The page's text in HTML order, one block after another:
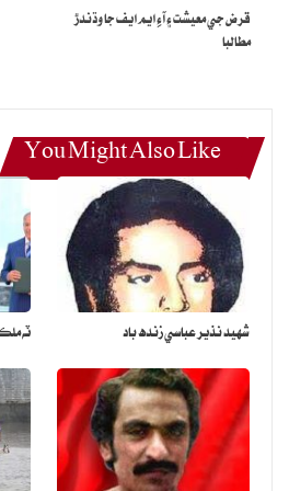
هڪ ڪارخانو نه آھي
واڻڪي وسي ۽ يوسي مسو ڀرڳڙي ۾
ضرورت آهي هڪ سئو نياڻيون ميٽرڪ ۽
جو سرڪار ۽ ان جا ڏھ سال حاڪم بنيل
ڪو سرگرم ڪردار ادا ڪرڻ لا تيار نه آھن
وسي هٽڙي هاءِ اسڪولن ۾ استادن خاص
رجسٽر نه آھن جنهن جي ڪري پنجاهه
جي سهولت هن ايڪيهين صدي ۾ به نه
نه ٿيا آھن ترقياتي فنڊ کائجي ڪرپشن
ڪائونسلن جا نمائندا ڪرپشن ڪري عوام جو
قرض جي معيشت ۽ آءِ ايم ايف جا وڌندڙ
مطالبا
You Might Also Like
شهيد نذير عباسي زنده باد ٽه